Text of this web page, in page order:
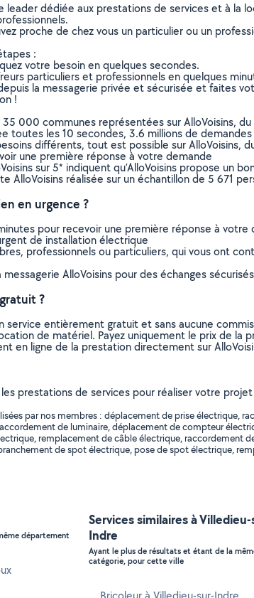
leader dédiée aux prestations de services et à
proche de chez vous un particulier ou un
:
votre besoin en quelques secondes.
particuliers et professionnels en quelques
la messagerie privée et sécurisée et faites
!
000 communes représentées sur AlloVoisins,
toutes les 10 secondes, 3.6 millions de
différents, tout est possible sur AlloVoisins,
une première réponse à votre demande
sur 5* indiquent qu’AlloVoisins propose un
AlloVoisins réalisée sur un échantillon de 5 671
en urgence ?
pour recevoir une première réponse à
de installation électrique
professionnels ou particuliers, qui vous ont
AlloVoisins pour des échanges
?
service entièrement gratuit et sans aucune
de matériel. Payez uniquement le prix de la
en ligne de la prestation directement sur
prestations de services pour réaliser votre
par nos membres : déplacement de prise
de luminaire, déplacement de compteur
remplacement de câble électrique,
de spot électrique, pose de spot électrique,
département
Services similaires à
Indre
Ayant le plus de résultats et étant de la
catégorie, pour cette ville